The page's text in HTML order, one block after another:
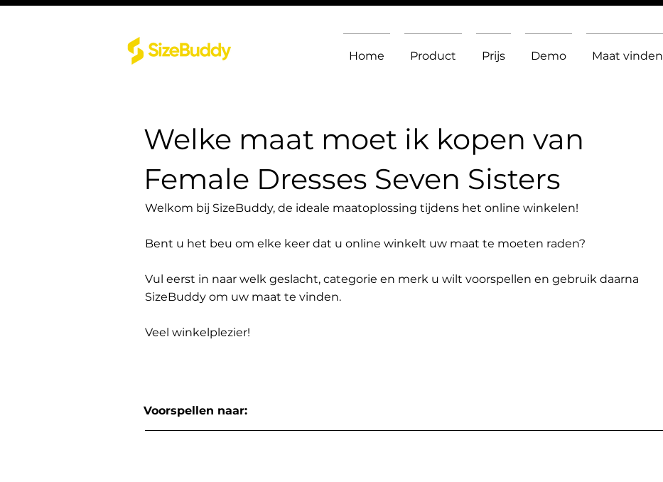
Home Product Prijs Demo Maat vinden
Welke maat moet ik kopen van
Female Dresses Seven Sisters
Welkom bij SizeBuddy, de ideale maatoplossing tijdens het online winkelen!
Bent u het beu om elke keer dat u online winkelt uw maat te moeten raden?
Vul eerst in naar welk geslacht, categorie en merk u wilt voorspellen en gebruik daarna
SizeBuddy om uw maat te vinden.
Veel winkelplezier!
Voorspellen naar: